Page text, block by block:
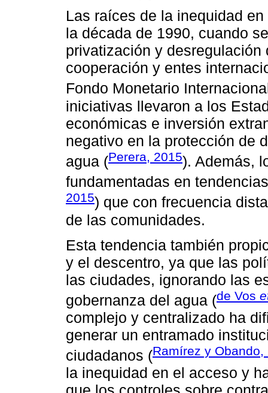
Las raíces de la inequidad
la década de 1990, cuando
privatización y
cooperación y entes
Fondo Monetario
iniciativas llevaron a los
económicas e inversión
negativo en la protección de
agua (Perera, 2015). Además,
fundamentadas en
2015) que con frecuencia
de las comunidades.
Esta tendencia también
y el descentro, ya que las
las ciudades, ignorando las
gobernanza del agua (de Vos
complejo y centralizado ha
generar un entramado
ciudadanos (Ramírez y Obando,
la inequidad en el acceso y